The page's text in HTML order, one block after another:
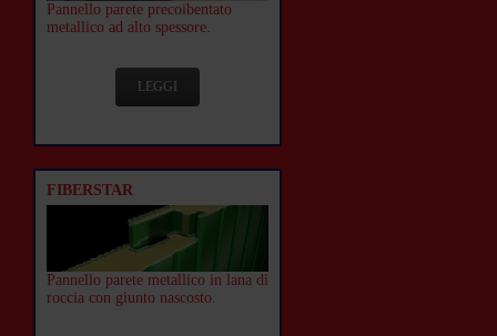
Pannello parete precoibentato
metallico ad alto spessore.
LEGGI
FIBERSTAR
Pannello parete metallico in lana di
roccia con giunto nascosto.